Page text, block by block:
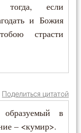
тогда, если
и Божия
страсти
Поделиться цитатой
в
– <кумир>.